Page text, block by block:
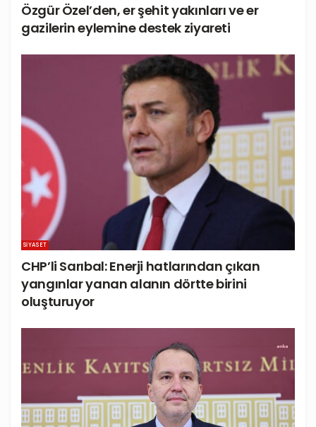
Özgür Özel’den, er şehit yakınları ve er
gazilerin eylemine destek ziyareti
SIYASET
CHP’li Sarıbal: Enerji hatlarından çıkan
yangınlar yanan alanın dörtte birini
oluşturuyor